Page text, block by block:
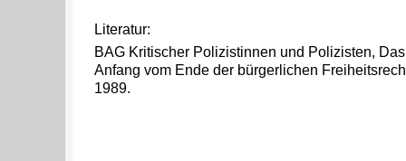
Literatur:
BAG Kritischer Polizistinnen und Polizisten,
Anfang vom Ende der bürgerlichen
1989.